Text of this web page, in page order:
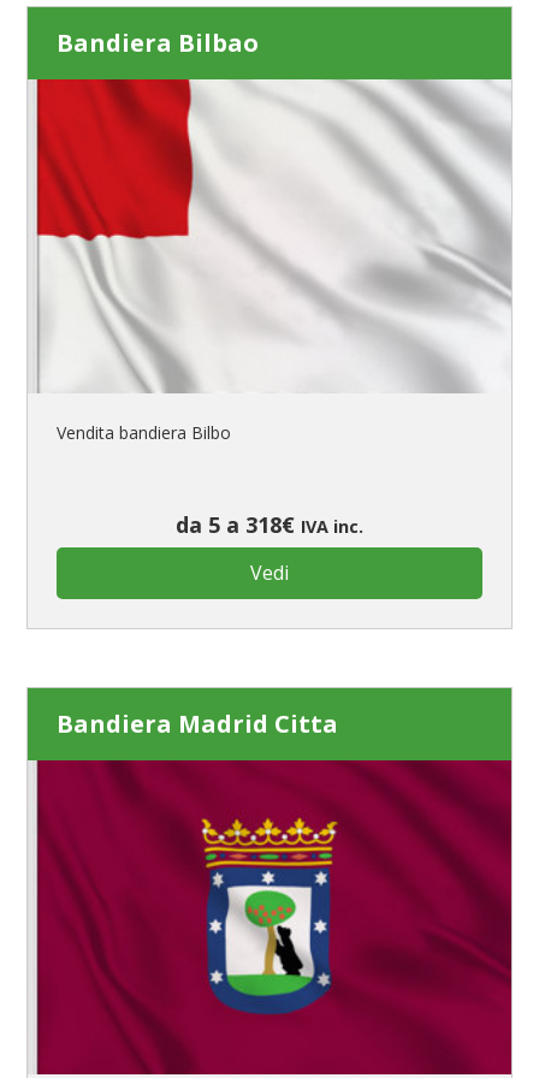
Bandiera Bilbao
Vendita bandiera Bilbo
da 5 a 318€ IVA inc.
Vedi
Bandiera Madrid Citta